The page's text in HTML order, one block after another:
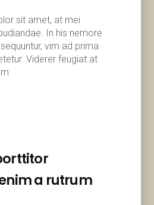
sit amet, at mei
In his nemore
vim ad prima
Viderer feugiat at
a rutrum